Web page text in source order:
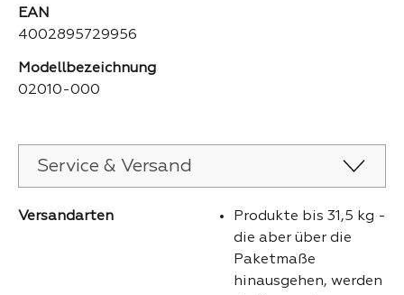
EAN
4002895729956
Modellbezeichnung
02010-000
Service & Versand
Versandarten
Produkte bis 31,5 kg -
die aber über die
Paketmaße
hinausgehen, werden